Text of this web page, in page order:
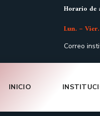
Horario de
Lun. –
Correo
INICIO